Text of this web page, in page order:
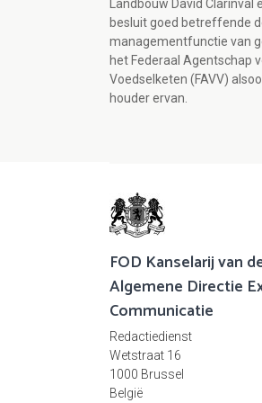
Landbouw David
besluit goed betreffende
managementfunctie van
het Federaal Agentschap
Voedselketen (FAVV)
houder ervan.
FOD Kanselarij van
Algemene Directie
Communicatie
Redactiedienst
Wetstraat 16
1000 Brussel
België